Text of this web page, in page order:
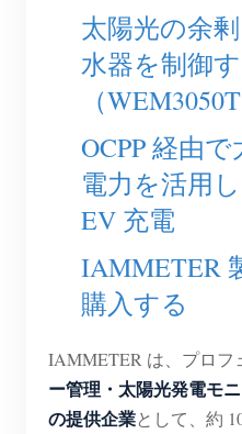
エネルギー予測・
アプリケーシ
太陽光PVシステ
電力使用量モニタ
PVヒーター制御
ホームオートメー
工場エネルギー監
ストア
リソース
製品クイックスタ
ドキュメント
チュートリアル動
FAQ
ニュース
ブログ
コミュニティ
コントリビュータ
フォーラム
App Store
ソリューション
お問い合わせ
太陽光の余
水器を制御
（
OCPP 経由
電力を活用
EV 充電
IAMMETER
購入する
IAMMETER は、プロフ
ー管理・太陽光発電モ
の提供企業として、約